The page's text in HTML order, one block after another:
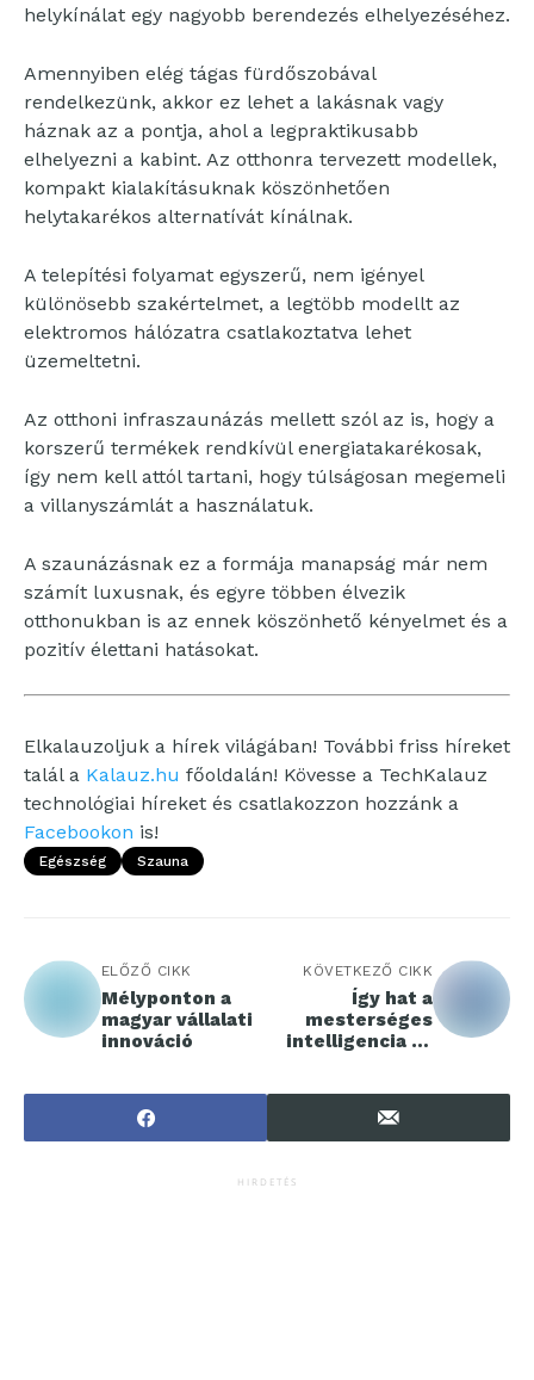
helykínálat egy nagyobb berendezés elhelyezéséhez.
Amennyiben elég tágas fürdőszobával
rendelkezünk, akkor ez lehet a lakásnak vagy
háznak az a pontja, ahol a legpraktikusabb
elhelyezni a kabint. Az otthonra tervezett modellek,
kompakt kialakításuknak köszönhetően
helytakarékos alternatívát kínálnak.
A telepítési folyamat egyszerű, nem igényel
különösebb szakértelmet, a legtöbb modellt az
elektromos hálózatra csatlakoztatva lehet
üzemeltetni.
Az otthoni infraszaunázás mellett szól az is, hogy a
korszerű termékek rendkívül energiatakarékosak,
így nem kell attól tartani, hogy túlságosan megemeli
a villanyszámlát a használatuk.
A szaunázásnak ez a formája manapság már nem
számít luxusnak, és egyre többen élvezik
otthonukban is az ennek köszönhető kényelmet és a
pozitív élettani hatásokat.
Elkalauzoljuk a hírek világában! További friss híreket
talál a Kalauz.hu főoldalán! Kövesse a TechKalauz
technológiai híreket és csatlakozzon hozzánk a
Facebookon is!
Egészség Szauna
ELŐZŐ CIKK
Mélyponton a
magyar vállalati
innováció
KÖVETKEZŐ CIKK
Így hat a
mesterséges
intelligencia az
HIRDETÉS